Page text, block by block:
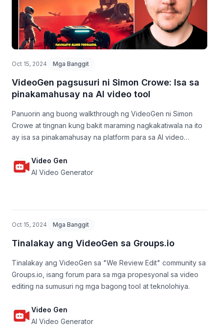
Oct 15, 2024 Mga Banggit
VideoGen pagsusuri ni Simon Crowe: Isa sa
pinakamahusay na AI video tool
Panuorin ang buong walkthrough ng VideoGen ni Simon
Crowe at tingnan kung bakit maraming nagkakatiwala na ito
ay isa sa pinakamahusay na platform para sa AI video
mga social media teams, at mga marketer.
Video Gen
AI Video Generator
Oct 15, 2024 Mga Banggit
Tinalakay ang VideoGen sa Groups.io
Tinalakay ang VideoGen sa "We Review Edit" community sa
Groups.io, isang forum para sa mga propesyonal sa video
editing na sumusuri ng mga bagong tool at teknolohiya.
Video Gen
AI Video Generator